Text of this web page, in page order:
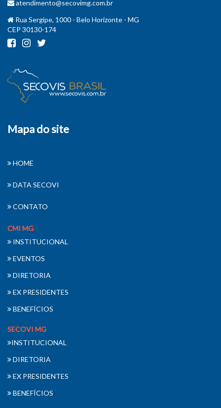
atendimento@secovimg.com.br
Rua Sergipe, 1000 - Belo Horizonte - MG
CEP 30130-174
Mapa do site
HOME
DATA SECOVI
CONTATO
CMI MG
INSTITUCIONAL
EVENTOS
DIRETORIA
EX PRESIDENTES
BENEFÍCIOS
SECOVI MG
INSTITUCIONAL
DIRETORIA
EX PRESIDENTES
BENEFÍCIOS